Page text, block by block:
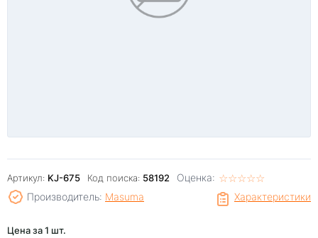
Артикул: KJ-675 Код поиска: 58192 Оценка: ☆☆☆☆☆
★★★★★
Характеристики
Производитель: Masuma
Цена за 1 шт.